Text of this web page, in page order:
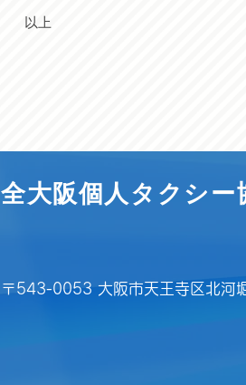
​以上
全大阪個人タクシー
〒543-0053 大阪市天王寺区北河